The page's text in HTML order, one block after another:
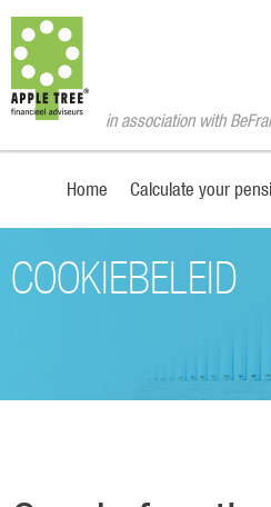
in association with
Home Calculate your
COOKIEBELEID